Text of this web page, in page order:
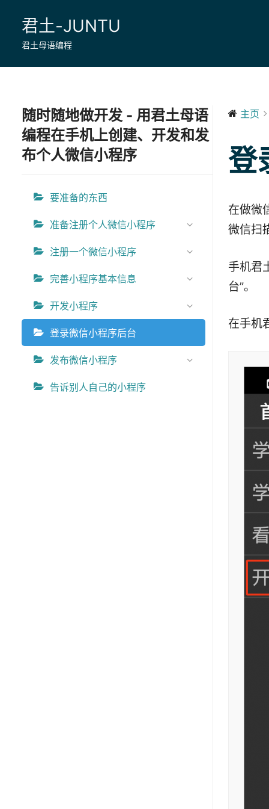
content
君土-JUNTU
君土母语编程
随时随地做开发 - 用君土母语
编程在手机上创建、开发和发
布个人微信小程序
要准备的东西
准备注册个人微信小程序
注册一个微信小程序
完善小程序基本信息
开发小程序
登录微信小程序后台
发布微信小程序
告诉别人自己的小程序
主页
登
在做微
微信扫
手机君
台”。
在手机